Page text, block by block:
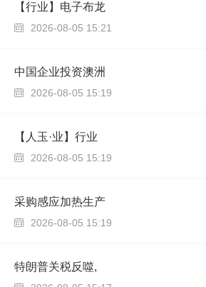
【行业】电子布龙
 2026-08-05 15:21
中国企业投资澳洲
 2026-08-05 15:19
【人玉·业】行业
 2026-08-05 15:19
采购感应加热生产
 2026-08-05 15:19
特朗普关税反噬,